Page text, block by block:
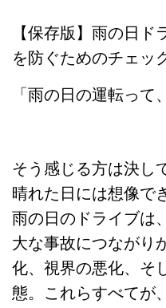
【保存版】雨の日
を防ぐためのチェッ
「雨の日の運転って
そう感じる方は決し
晴れた日には想像で
雨の日のドライブは
大な事故につながり
化、視界の悪化、そ
態。これらすべてが